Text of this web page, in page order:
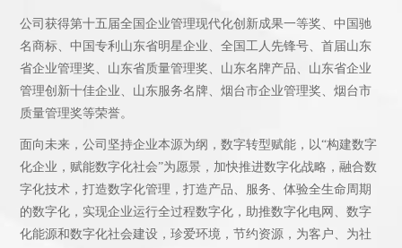
公司获得第十五届全国企业管理现代化创新成果一等奖、中国驰
名商标、中国专利山东省明星企业、全国工人先锋号、首届山东
省企业管理奖、山东省质量管理奖、山东名牌产品、山东省企业
管理创新十佳企业、山东服务名牌、烟台市企业管理奖、烟台市
质量管理奖等荣誉。
面向未来，公司坚持企业本源为纲，数字转型赋能，以“构建数字
化企业，赋能数字化社会”为愿景，加快推进数字化战略，融合数
字化技术，打造数字化管理，打造产品、服务、体验全生命周期
的数字化，实现企业运行全过程数字化，助推数字化电网、数字
化能源和数字化社会建设，珍爱环境，节约资源，为客户、为社